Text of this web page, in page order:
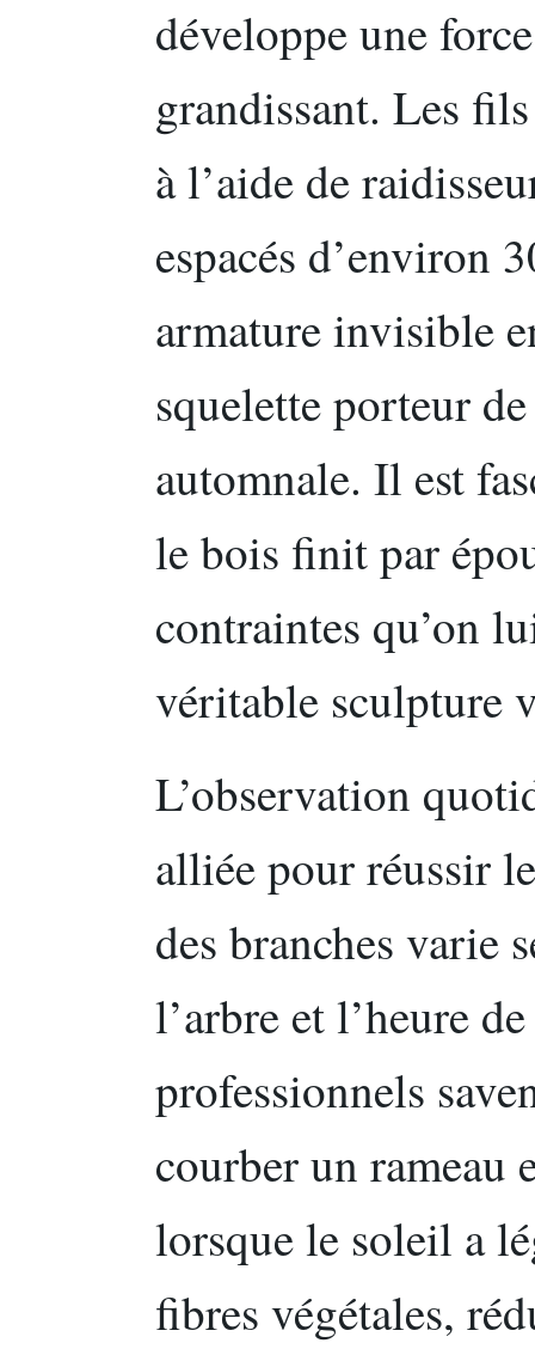
développe une
grandissant. Les
à l’aide de
espacés d’environ
armature invisible
squelette porteur
automnale. Il est
le bois finit par
contraintes qu’on
véritable sculpture
L’observation
alliée pour réussir
des branches varie
l’arbre et l’heure
professionnels
courber un rameau
lorsque le soleil a
fibres végétales,